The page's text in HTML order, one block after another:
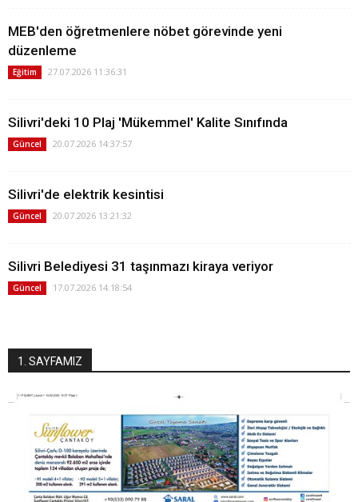
MEB'den öğretmenlere nöbet görevinde yeni
düzenleme
Eğitim 27.07.2026 11:36:31
Silivri'deki 10 Plaj 'Mükemmel' Kalite Sınıfında
Güncel 20.07.2026 14:37:57
Silivri'de elektrik kesintisi
Güncel 20.07.2026 13:21:32
Silivri Belediyesi 31 taşınmazı kiraya veriyor
Güncel 17.07.2026 14:18:54
1. SAYFAMIZ